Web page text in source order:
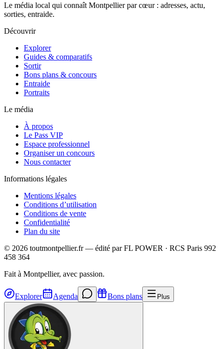
Le média local qui connaît Montpellier par cœur : adresses, actu,
sorties, entraide.
Découvrir
Explorer
Guides & comparatifs
Sortir
Bons plans & concours
Entraide
Portraits
Le média
À propos
Le Pass VIP
Espace professionnel
Organiser un concours
Nous contacter
Informations légales
Mentions légales
Conditions d’utilisation
Conditions de vente
Confidentialité
Plan du site
© 2026 toutmontpellier.fr — édité parFL POWER · RCS Paris 992
458 364
Fait à Montpellier, avec passion.
Explorer Agenda Bons plans Plus